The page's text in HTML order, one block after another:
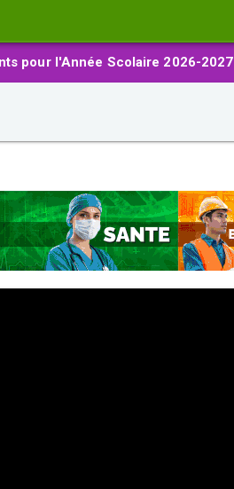
pour l'Année Scolaire 2026-2027